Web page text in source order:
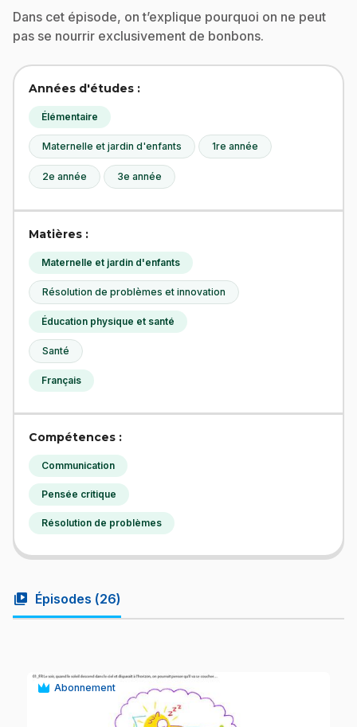
Dans cet épisode, on t’explique pourquoi on ne peut
pas se nourrir exclusivement de bonbons.
Années d'études :
Élémentaire
Maternelle et jardin d'enfants 1re année
2e année 3e année
Matières :
Maternelle et jardin d'enfants
Résolution de problèmes et innovation
Éducation physique et santé
Santé
Français
Compétences :
Communication
Pensée critique
Résolution de problèmes
video_library Épisodes (26)
Abonnement